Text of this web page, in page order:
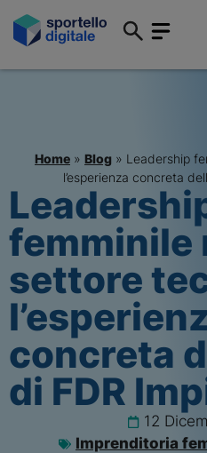
Home » Blog » Leadership
l’esperienza concreta
femminile
settore
concreta
di FDR
12
Imprenditoria